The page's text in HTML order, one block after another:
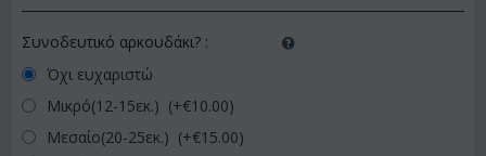
Συνοδευτικό αρκουδάκι? :
Όχι ευχαριστώ
Μικρό(12-15εκ.) (+€10.00)
Μεσαίο(20-25εκ.) (+€15.00)